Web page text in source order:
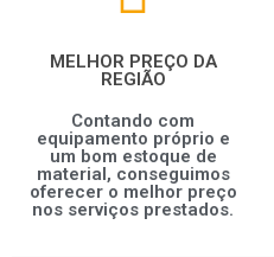
MELHOR PREÇO DA
REGIÃO
Contando com
equipamento próprio e
um bom estoque de
material, conseguimos
oferecer o melhor preço
nos serviços prestados.